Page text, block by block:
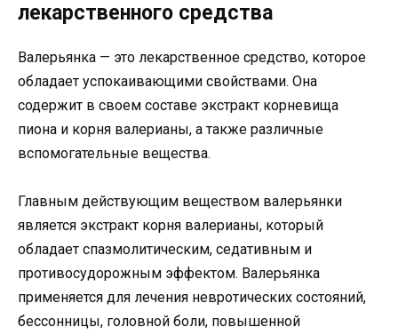
лекарственного средства
Валерьянка — это лекарственное средство, которое
обладает успокаивающими свойствами. Она
содержит в своем составе экстракт корневища
пиона и корня валерианы, а также различные
вспомогательные вещества.
Главным действующим веществом валерьянки
является экстракт корня валерианы, который
обладает спазмолитическим, седативным и
противосудорожным эффектом. Валерьянка
применяется для лечения невротических состояний,
бессонницы, головной боли, повышенной